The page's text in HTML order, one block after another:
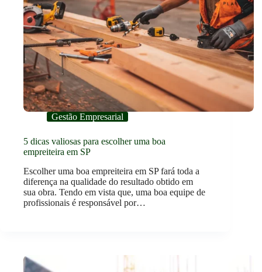
Gestão Empresarial
5 dicas valiosas para escolher uma boa
empreiteira em SP
Escolher uma boa empreiteira em SP fará toda a
diferença na qualidade do resultado obtido em
sua obra. Tendo em vista que, uma boa equipe de
profissionais é responsável por…